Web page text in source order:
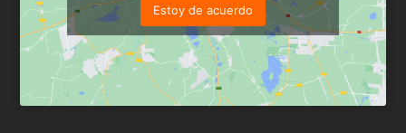
Estoy de acuerdo